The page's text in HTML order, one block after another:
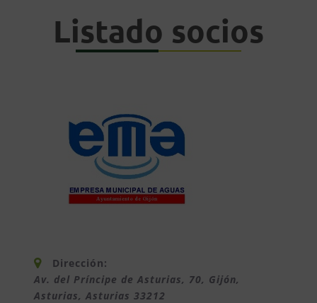
Listado socios
Dirección:
Av. del Príncipe de Asturias, 70, Gijón,
Asturias, Asturias 33212